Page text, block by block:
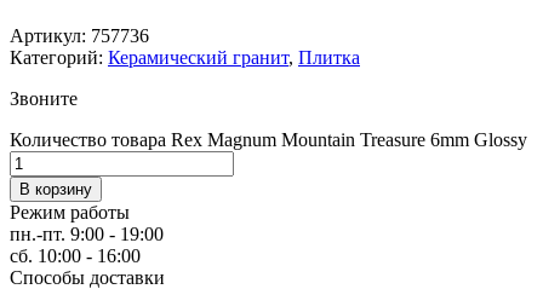
Артикул: 757736
Категорий: Керамический гранит, Плитка
Звоните
Количество товара Rex Magnum Mountain Treasure 6mm Glossy
В корзину
Режим работы
пн.-пт. 9:00 - 19:00
сб. 10:00 - 16:00
Способы доставки